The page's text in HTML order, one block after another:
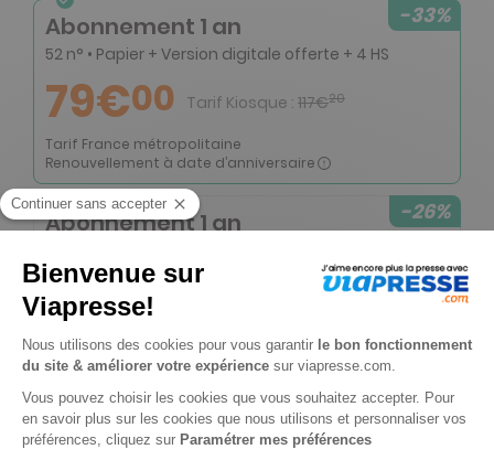
-33%
Abonnement 1 an
52 n° • Papier + Version digitale offerte + 4 HS
79€00 Tarif Kiosque : 117€20
Tarif France métropolitaine
Renouvellement à date d’anniversaire
-26%
Abonnement 1 an
69€00 93€60
Tarif France métropolitaine
Renouvellement à date d’anniversaire
-50%
Abonnement Durée libre
Papier + Version digitale offerte